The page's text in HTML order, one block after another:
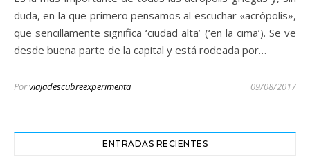
duda, en la que primero pensamos al escuchar «acrópolis»,
que sencillamente significa ‘ciudad alta’ (‘en la cima’). Se ve
desde buena parte de la capital y está rodeada por…
Porviajadescubreexperimenta 09/08/2017
ENTRADAS RECIENTES